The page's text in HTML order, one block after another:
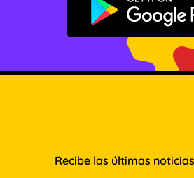
Recibe las últimas